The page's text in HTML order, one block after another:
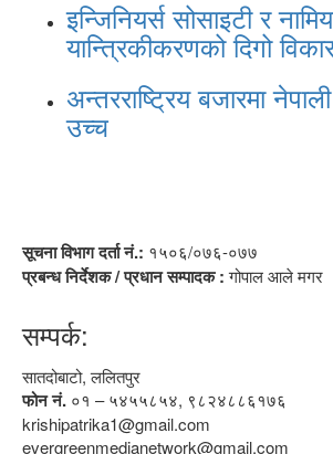
इन्जिनियर्स सोसाइटी र
यान्त्रिकीकरणको दिगो
अन्तरराष्ट्रिय बजारमा
उच्च
सूचना विभाग दर्ता नं.: १५०६/०७६-०७७
प्रबन्ध निर्देशक / प्रधान सम्पादक :गोपाल आले मगर
सम्पर्क:
सातदोबाटो, ललितपुर
फोन नं. ०१ – ५४५५८५४, ९८२४८८६१७६
krishipatrika1@gmail.com
evergreenmedianetwork@gmail.com